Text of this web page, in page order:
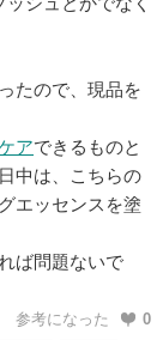
たので、現品を
アできるものと
中は、こちらの
エッセンスを塗
ば問題ないで
参考になった 0